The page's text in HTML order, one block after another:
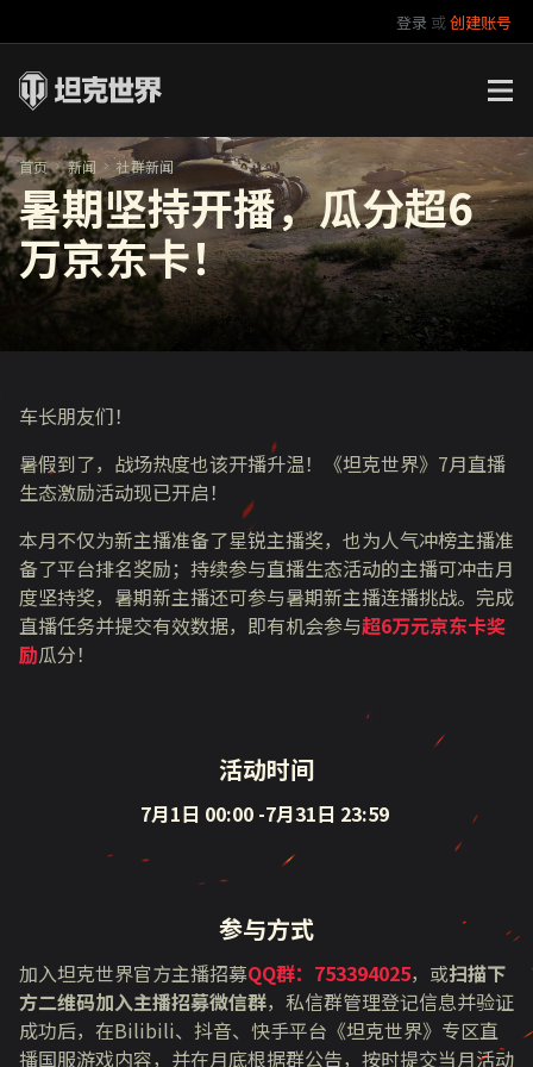
登录 或创建账号
你好，吾久
万圣节
《以战止战》
官方自媒体
首页 新闻 社群新闻
暑期坚持开播，瓜分超6
万京东卡！
车长朋友们！
暑假到了，战场热度也该开播升温！《坦克世界》7月直播
生态激励活动现已开启！
本月不仅为新主播准备了星锐主播奖，也为人气冲榜主播准
备了平台排名奖励；持续参与直播生态活动的主播可冲击月
度坚持奖，暑期新主播还可参与暑期新主播连播挑战。完成
直播任务并提交有效数据，即有机会参与超6万元京东卡奖
励瓜分！
活动时间
7月1日 00:00 -7月31日 23:59
参与方式
加入坦克世界官方主播招募QQ群：753394025，或扫描下
方二维码加入主播招募微信群，私信群管理登记信息并验证
成功后，在Bilibili、抖音、快手平台《坦克世界》专区直
播国服游戏内容，并在月底根据群公告，按时提交当月活动